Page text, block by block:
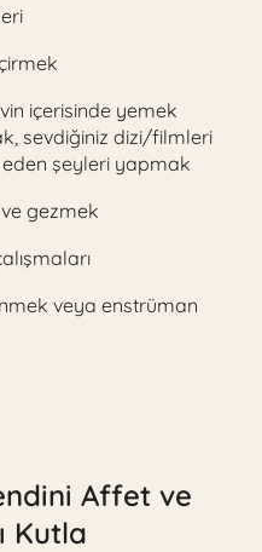
içerisinde yemek
sevdiğiniz dizi/filmleri
şeyleri yapmak
gezmek
veya enstrüman
Affet ve
Kutla